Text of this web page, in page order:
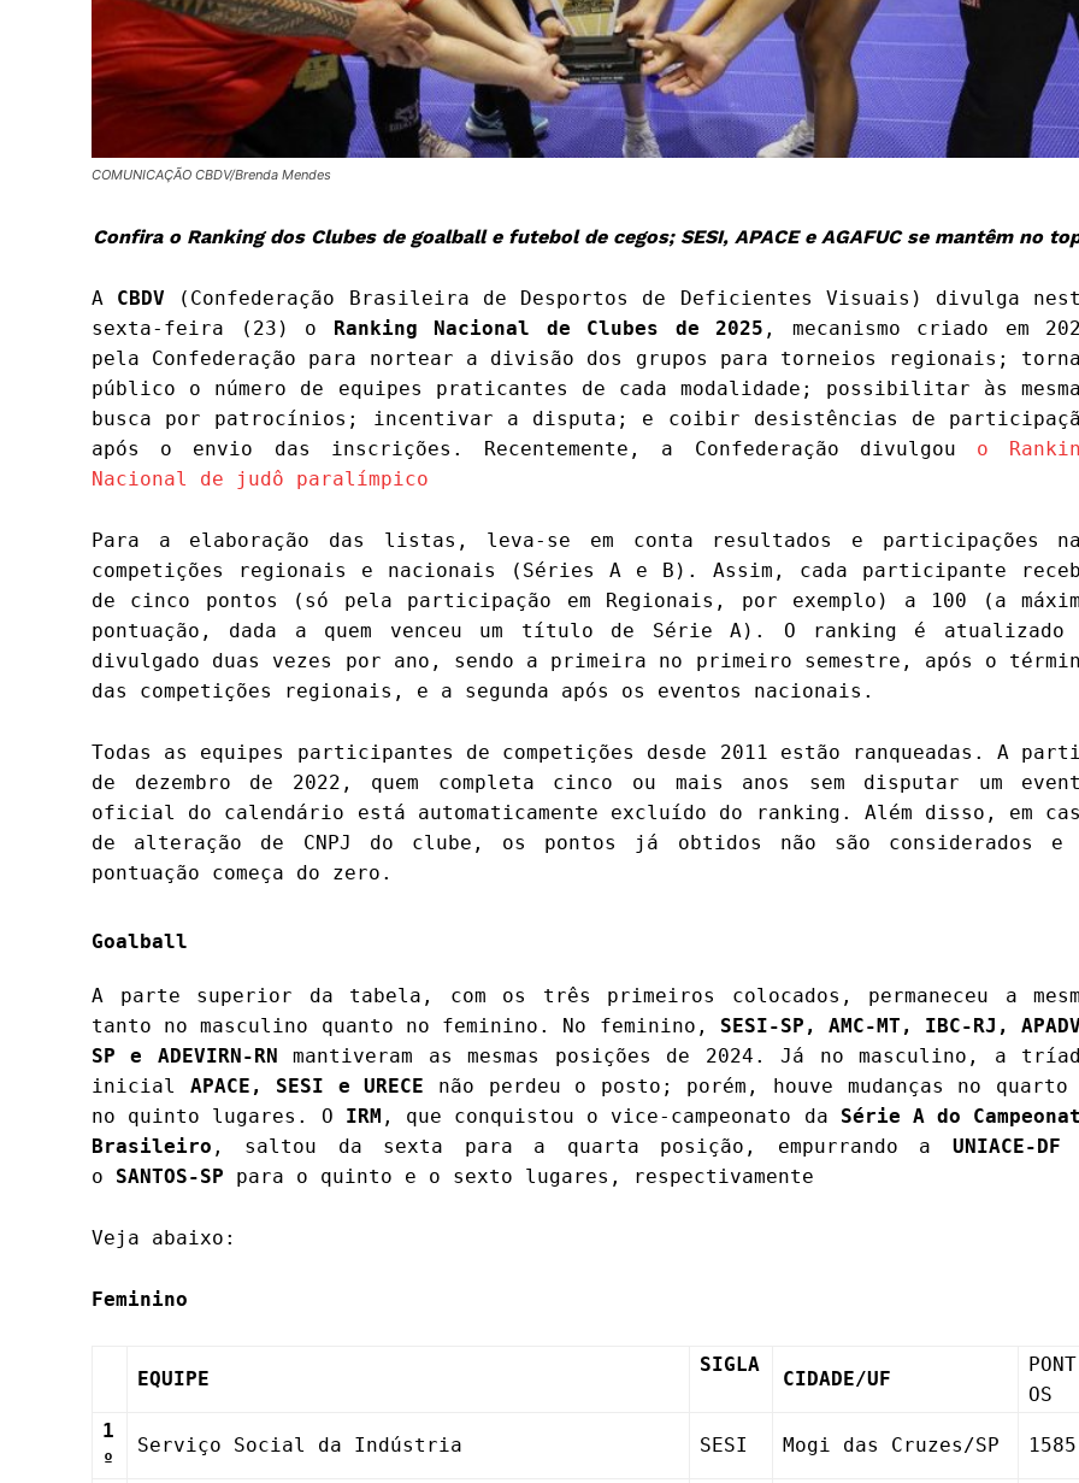
COMUNICAÇÃO CBDV/Brenda Mendes
Confira o Ranking dos Clubes de goalball e futebol de cegos; SESI, APACE e AGAFUC se mantêm no
A CBDV (Confederação Brasileira de Desportos de Deficientes Visuais) divulga
sexta-feira (23) o Ranking Nacional de Clubes de 2025 , mecanismo criado em
pela Confederação para nortear a divisão dos grupos para torneios regionais;
público o número de equipes praticantes de cada modalidade; possibilitar às
busca por patrocínios; incentivar a disputa; e coibir desistências de
após o envio das inscrições. Recentemente, a Confederação divulgou o
Nacional de judô paralímpico
Para a elaboração das listas, leva-se em conta resultados e participações
competições regionais e nacionais (Séries A e B). Assim, cada participante
de cinco pontos (só pela participação em Regionais, por exemplo) a 100 (a
pontuação, dada a quem venceu um título de Série A). O ranking é atualizado
divulgado duas vezes por ano, sendo a primeira no primeiro semestre, após o
das competições regionais, e a segunda após os eventos nacionais.
Todas as equipes participantes de competições desde 2011 estão ranqueadas. A
de dezembro de 2022, quem completa cinco ou mais anos sem disputar um
oficial do calendário está automaticamente excluído do ranking. Além disso, em
de alteração de CNPJ do clube, os pontos já obtidos não são considerados e
pontuação começa do zero.
Goalball
A parte superior da tabela, com os três primeiros colocados, permaneceu a
tanto no masculino quanto no feminino. No feminino, SESI-SP, AMC-MT, IBC-RJ,
SP e ADEVIRN-RN mantiveram as mesmas posições de 2024. Já no masculino, a
inicial APACE, SESI e URECE não perdeu o posto; porém, houve mudanças no quarto
no quinto lugares. O IRM , que conquistou o vice-campeonato da Série A do
Brasileiro , saltou da sexta para a quarta posição, empurrando a UNIACE-DF
o SANTOS-SP para o quinto e o sexto lugares, respectivamente
Veja abaixo:
Feminino
EQUIPE
SIGLA
CIDADE/UF
PONT
OS
1
º
Serviço Social da Indústria SESI Mogi das Cruzes/SP 1585